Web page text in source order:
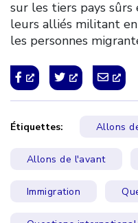
sur les tiers pays
leurs alliés militant
les personnes
Étiquettes: Allons
Allons de l'avant
Immigration